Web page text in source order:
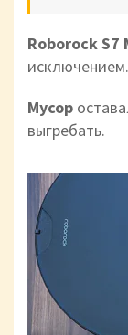
Roborock S7
исключением.
Мусор
выгребать.